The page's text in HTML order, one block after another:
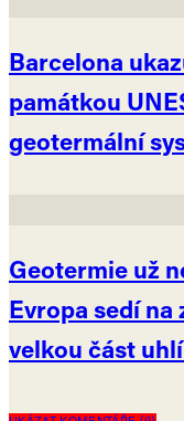
Barcelona
památkou
geotermální
Geotermie už
Evropa sedí
velkou část